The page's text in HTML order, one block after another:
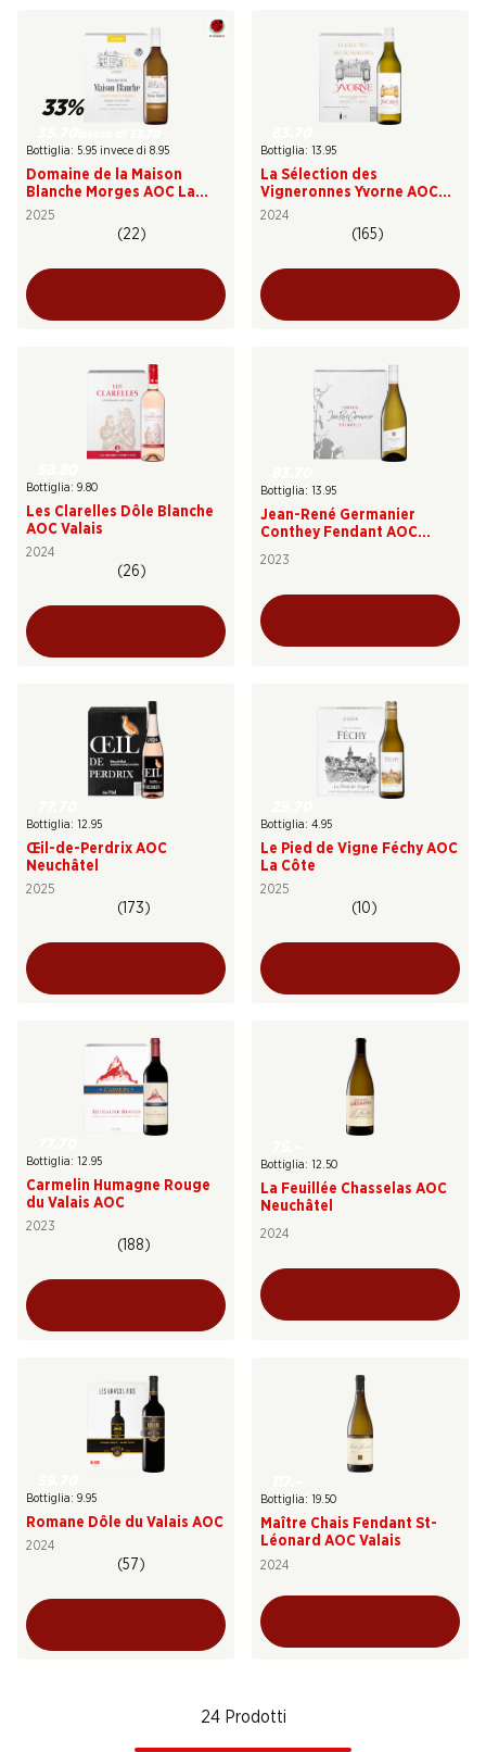
33%
Bottiglia: 5.95 invece di 8.95
Domaine de la Maison
Blanche Morges AOC La
Côte
2025
(22)
Bottiglia: 13.95
La Sélection des
Vigneronnes Yvorne AOC
Chablais
2024
(165)
Bottiglia: 9.80
Les Clarelles Dôle Blanche
AOC Valais
2024
(26)
Bottiglia: 13.95
Jean-René Germanier
Conthey Fendant AOC
2023
Bottiglia: 12.95
Œil-de-Perdrix AOC
Neuchâtel
2025
(173)
Bottiglia: 4.95
Le Pied de Vigne Féchy AOC
La Côte
2025
(10)
Bottiglia: 12.95
Carmelin Humagne Rouge
du Valais AOC
2023
(188)
Bottiglia: 12.50
La Feuillée Chasselas AOC
Neuchâtel
2024
Bottiglia: 9.95
Romane Dôle du Valais AOC
2024
(57)
Bottiglia: 19.50
Maître Chais Fendant St-
Léonard AOC Valais
2024
24 Prodotti